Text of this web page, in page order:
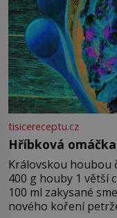
tisicereceptu.cz
Hříbková omáčka
Královskou houbou
400 g houby 1 větší
100 ml zakysané
nového koření